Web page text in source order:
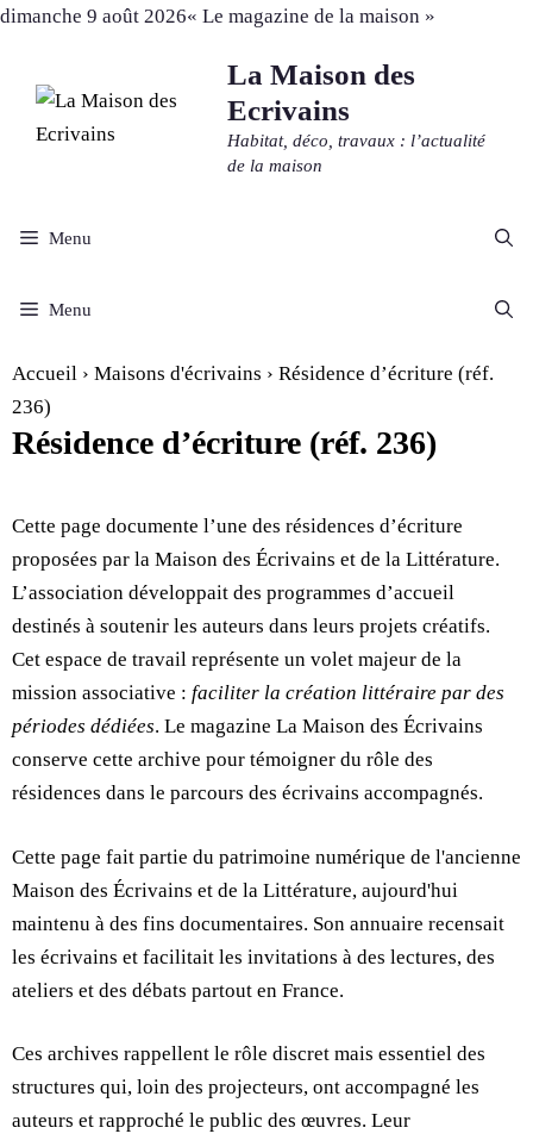
Aller
contenu
dimanche 9 août 2026« Le magazine de la maison »
La Maison des
Ecrivains
Habitat, déco, travaux : l’actualité
de la maison
Menu
Menu
Accueil › Maisons d'écrivains › Résidence d’écriture (réf.
236)
Résidence d’écriture (réf. 236)
Cette page documente l’une des résidences d’écriture
proposées par la Maison des Écrivains et de la Littérature.
L’association développait des programmes d’accueil
destinés à soutenir les auteurs dans leurs projets créatifs.
Cet espace de travail représente un volet majeur de la
mission associative : faciliter la création littéraire par des
périodes dédiées. Le magazine La Maison des Écrivains
conserve cette archive pour témoigner du rôle des
résidences dans le parcours des écrivains accompagnés.
Cette page fait partie du patrimoine numérique de l'ancienne
Maison des Écrivains et de la Littérature, aujourd'hui
maintenu à des fins documentaires. Son annuaire recensait
les écrivains et facilitait les invitations à des lectures, des
ateliers et des débats partout en France.
Ces archives rappellent le rôle discret mais essentiel des
structures qui, loin des projecteurs, ont accompagné les
auteurs et rapproché le public des œuvres. Leur